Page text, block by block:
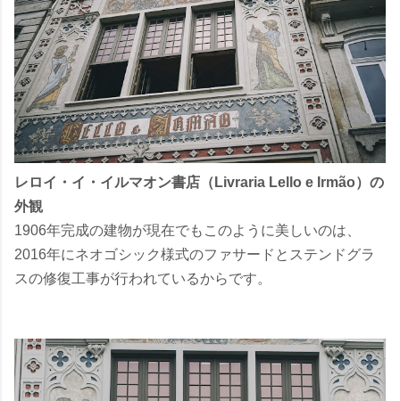
レロイ・イ・イルマオン書店（Livraria Lello e Irmão）の
外観
1906年完成の建物が現在でもこのように美しいのは、
2016年にネオゴシック様式のファサードとステンドグラ
スの修復工事が行われているからです。